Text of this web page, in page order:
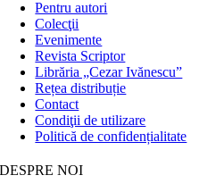
Pentru autori
Colecţii
Evenimente
Revista Scriptor
Librăria „Cezar Ivănescu”
Rețea distribuție
Contact
Condiţii de utilizare
Politică de confidențialitate
DESPRE NOI